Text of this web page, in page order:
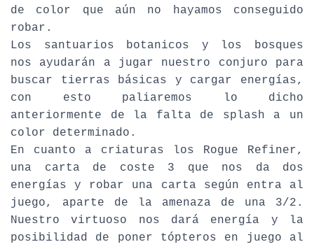
de color que aún no hayamos conseguido
robar.
Los santuarios botanicos y los bosques
nos ayudarán a jugar nuestro conjuro para
buscar tierras básicas y cargar energías,
con esto paliaremos lo dicho
anteriormente de la falta de splash a un
color determinado.
En cuanto a criaturas los Rogue Refiner,
una carta de coste 3 que nos da dos
energías y robar una carta según entra al
juego, aparte de la amenaza de una 3/2.
Nuestro virtuoso nos dará energía y la
posibilidad de poner tópteros en juego al